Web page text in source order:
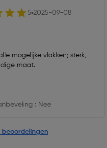
5 2025-09-08
mogelijke vlakken; sterk,
maat.
: Nee
beoordelingen